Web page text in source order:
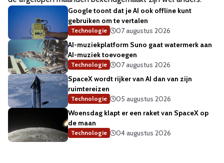
Google toont dat je AI ook offline kunt
gebruiken om te vertalen
Technologie
07 augustus 2026
AI-muziekplatform Suno gaat watermerk aan
AI-muziek toevoegen
Technologie
07 augustus 2026
SpaceX wordt rijker van AI dan van zijn
ruimtereizen
Technologie
05 augustus 2026
Woensdag klapt er een raket van SpaceX op
de maan
Technologie 04 augustus 2026